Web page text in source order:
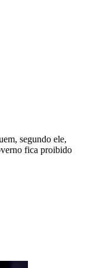
segundo ele,
fica proibido